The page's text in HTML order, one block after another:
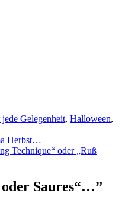
Gelegenheit, Halloween,
Herbst…
Technique“ oder „Ruß
oder Saures“…”